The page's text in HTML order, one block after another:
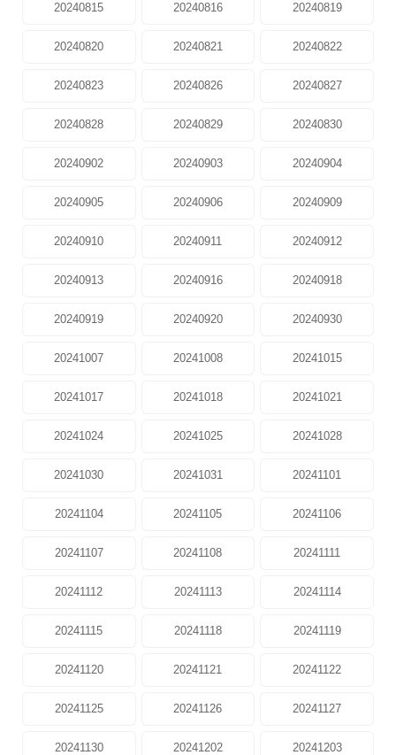
20240815 20240816 20240819
20240820 20240821 20240822
20240823 20240826 20240827
20240828 20240829 20240830
20240902 20240903 20240904
20240905 20240906 20240909
20240910 20240911 20240912
20240913 20240916 20240918
20240919 20240920 20240930
20241007 20241008 20241015
20241017 20241018 20241021
20241024 20241025 20241028
20241030 20241031 20241101
20241104 20241105 20241106
20241107 20241108 20241111
20241112 20241113 20241114
20241115 20241118 20241119
20241120 20241121 20241122
20241125 20241126 20241127
20241130 20241202 20241203